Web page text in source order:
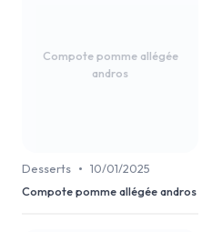
Compote pomme allégée
andros
Desserts • 10/01/2025
Compote pomme allégée andros